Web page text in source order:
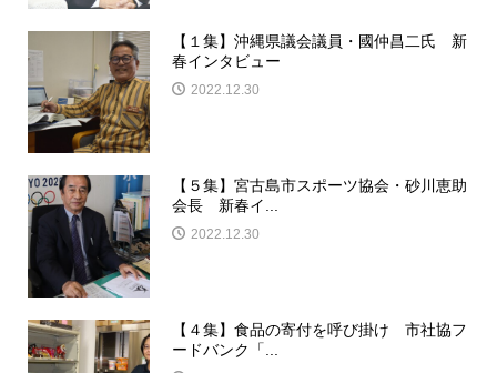
【１集】沖縄県議会議員・國仲昌二氏 新
春インタビュー
2022.12.30
【５集】宮古島市スポーツ協会・砂川恵助
会長 新春イ...
2022.12.30
【４集】食品の寄付を呼び掛け 市社協フ
ードバンク「...